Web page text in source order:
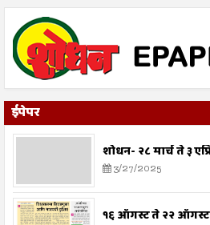
ईपेपर
शोधन- २८ मार्च ते ३
3/27/2025
१६ ऑगस्ट ते २२